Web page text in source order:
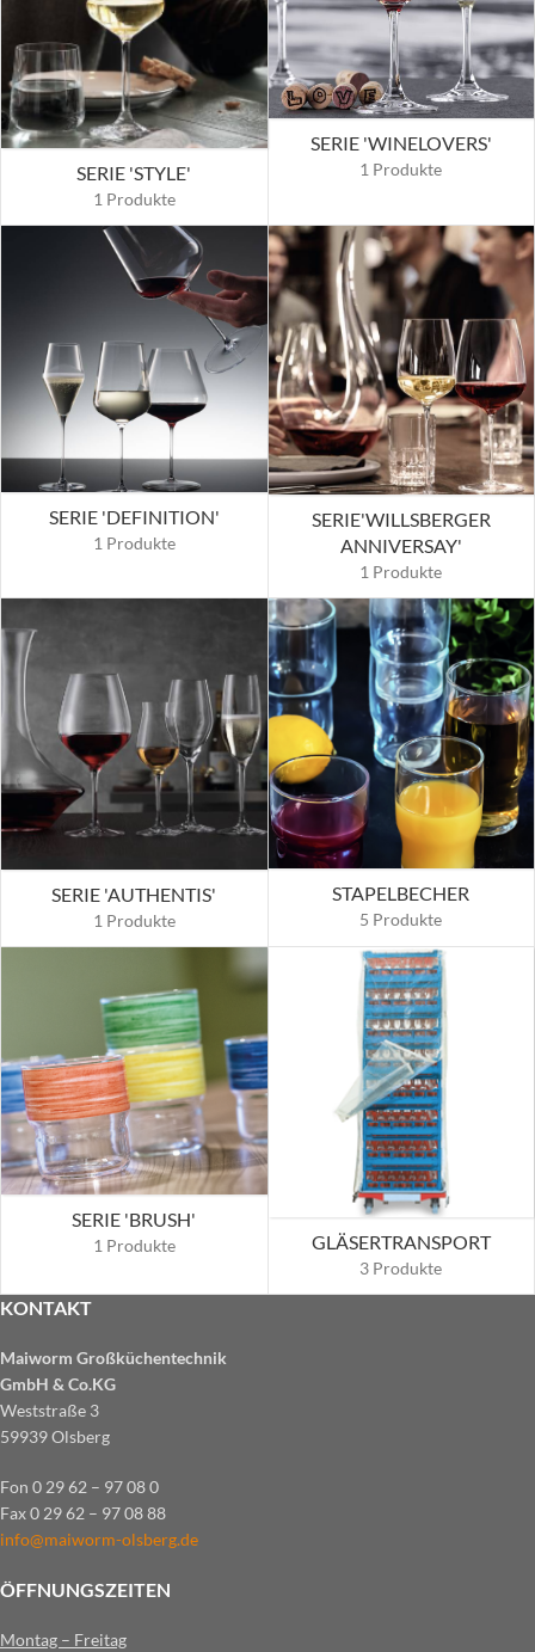
SERIE 'STYLE'
1 Produkte
SERIE 'WINELOVERS'
1 Produkte
SERIE 'DEFINITION'
1 Produkte
SERIE'WILLSBERGER
ANNIVERSAY'
1 Produkte
SERIE 'AUTHENTIS'
1 Produkte
STAPELBECHER
5 Produkte
SERIE 'BRUSH'
1 Produkte GLÄSERTRANSPORT
3 Produkte
KONTAKT
Maiworm Großküchentechnik
GmbH & Co.KG
Weststraße 3
59939 Olsberg
Fon 0 29 62 – 97 08 0
Fax 0 29 62 – 97 08 88
info@maiworm-olsberg.de
ÖFFNUNGSZEITEN
Montag – Freitag